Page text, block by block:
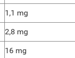
1,1 mg
2,8 mg
16 mg